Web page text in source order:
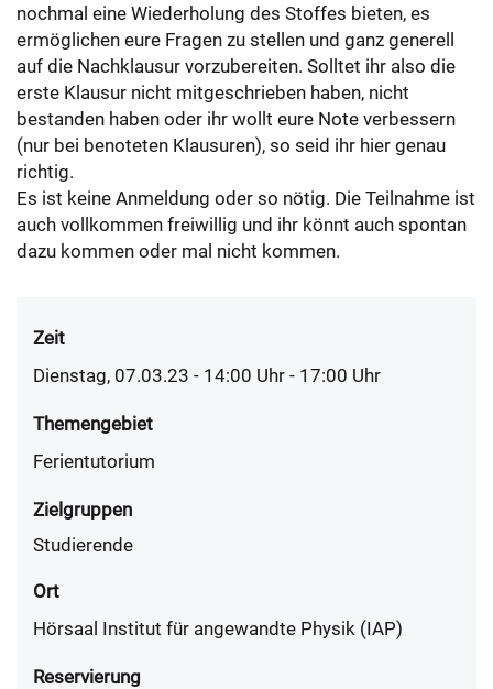
nochmal eine Wiederholung des Stoffes bieten, es
ermöglichen eure Fragen zu stellen und ganz generell
auf die Nachklausur vorzubereiten. Solltet ihr also die
erste Klausur nicht mitgeschrieben haben, nicht
bestanden haben oder ihr wollt eure Note verbessern
(nur bei benoteten Klausuren), so seid ihr hier genau
richtig.
Es ist keine Anmeldung oder so nötig. Die Teilnahme ist
auch vollkommen freiwillig und ihr könnt auch spontan
dazu kommen oder mal nicht kommen.
Zeit
Dienstag, 07.03.23 - 14:00 Uhr - 17:00 Uhr
Themengebiet
Ferientutorium
Zielgruppen
Studierende
Ort
Hörsaal Institut für angewandte Physik (IAP)
Reservierung